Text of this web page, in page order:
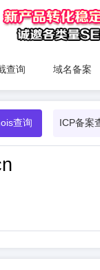
查询 域名备案
查询 ICP备案